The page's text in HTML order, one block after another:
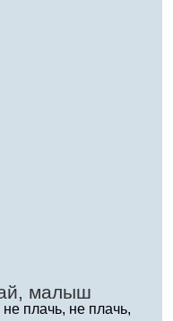
малыш
плачь, не плачь,